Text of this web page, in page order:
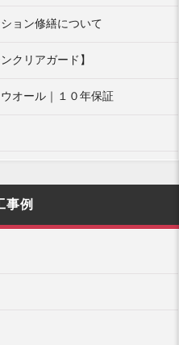
ョン修繕について
クリアガード】
オール｜１０年保証
事例